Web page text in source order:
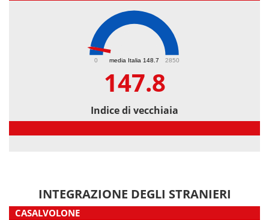
media Italia 148.7
0 2850
147.8
Indice di vecchiaia
INTEGRAZIONE DEGLI STRANIERI
CASALVOLONE